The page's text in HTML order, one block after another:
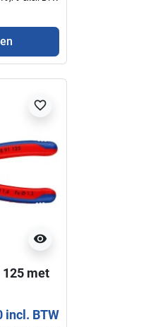
Sleuteltang 180
KNIPEX Nieuw
visibility
favorite_border
met
incl. BTW